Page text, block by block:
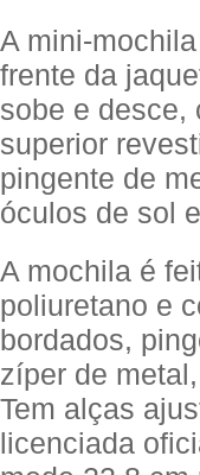
A mini-
frente da
sobe e desce,
superior
pingente de
óculos de sol
A mochila é
poliuretano e
bordados,
zíper de
Tem alças
licenciada